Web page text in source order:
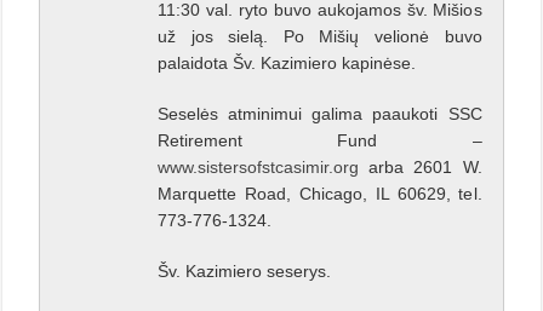
11:30 val. ryto buvo aukojamos šv. Mišios
už jos sielą. Po Mišių velionė buvo
palaidota Šv. Kazimiero kapinėse.
Seselės atminimui galima paaukoti SSC
Retirement Fund –
www.sistersofstcasimir.org arba 2601 W.
Marquette Road, Chicago, IL 60629, tel.
773-776-1324.
Šv. Kazimiero seserys.